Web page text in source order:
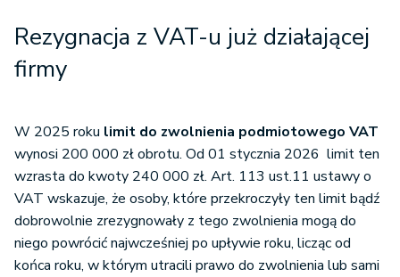
Rezygnacja z VAT-u już działającej
firmy
W 2025 roku limit do zwolnienia podmiotowego VAT
wynosi 200 000 zł obrotu. Od 01 stycznia 2026 limit ten
wzrasta do kwoty 240 000 zł. Art. 113 ust.11 ustawy o
VAT wskazuje, że osoby, które przekroczyły ten limit bądź
dobrowolnie zrezygnowały z tego zwolnienia mogą do
niego powrócić najwcześniej po upływie roku, licząc od
końca roku, w którym utracili prawo do zwolnienia lub sami